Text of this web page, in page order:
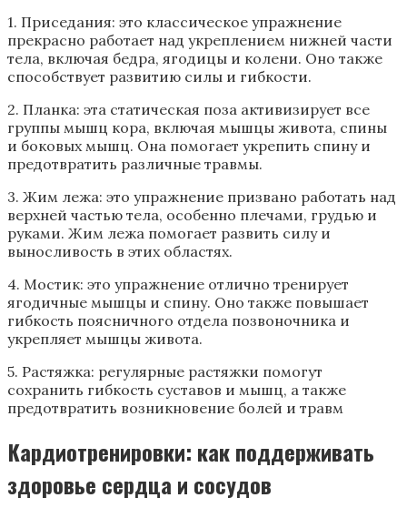
1. Приседания: это классическое упражнение
прекрасно работает над укреплением нижней части
тела, включая бедра, ягодицы и колени. Оно также
способствует развитию силы и гибкости.
2. Планка: эта статическая поза активизирует все
группы мышц кора, включая мышцы живота, спины
и боковых мышц. Она помогает укрепить спину и
предотвратить различные травмы.
3. Жим лежа: это упражнение призвано работать над
верхней частью тела, особенно плечами, грудью и
руками. Жим лежа помогает развить силу и
выносливость в этих областях.
4. Мостик: это упражнение отлично тренирует
ягодичные мышцы и спину. Оно также повышает
гибкость поясничного отдела позвоночника и
укрепляет мышцы живота.
5. Растяжка: регулярные растяжки помогут
сохранить гибкость суставов и мышц, а также
предотвратить возникновение болей и травм
Кардиотренировки: как поддерживать
здоровье сердца и сосудов